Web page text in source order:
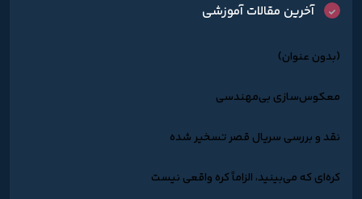
آخرین مقالات آموزشی
(بدون عنوان)
معکوس‌سازی بی‌مهندسی
نقد و بررسی سریال قصر تسخیر شده
کره‌ای که می‌بینید، الزاماً کره واقعی نیست